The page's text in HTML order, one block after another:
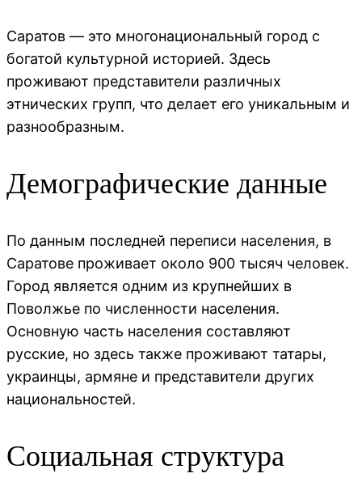
Саратов — это многонациональный город с
богатой культурной историей. Здесь
проживают представители различных
этнических групп, что делает его уникальным и
разнообразным.
Демографические данные
По данным последней переписи населения, в
Саратове проживает около 900 тысяч человек.
Город является одним из крупнейших в
Поволжье по численности населения.
Основную часть населения составляют
русские, но здесь также проживают татары,
украинцы, армяне и представители других
национальностей.
Социальная структура